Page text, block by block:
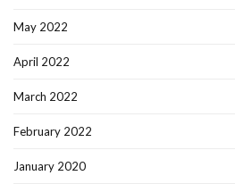
May 2022
April 2022
March 2022
February 2022
January 2020